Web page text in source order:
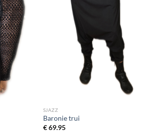
SJAZZ
Baronie trui
€69.95